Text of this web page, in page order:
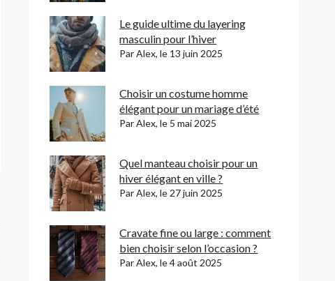
Le guide ultime du layering
masculin pour l’hiver
Par Alex, le 13 juin 2025
Choisir un costume homme
élégant pour un mariage d’été
Par Alex, le 5 mai 2025
Quel manteau choisir pour un
hiver élégant en ville ?
Par Alex, le 27 juin 2025
Cravate fine ou large : comment
bien choisir selon l’occasion ?
Par Alex, le 4 août 2025